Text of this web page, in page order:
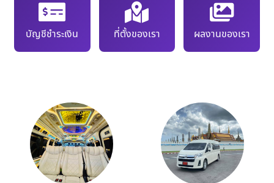
บัญชีชำระเงิน ที่ตั้งของเรา ผลงานของเรา